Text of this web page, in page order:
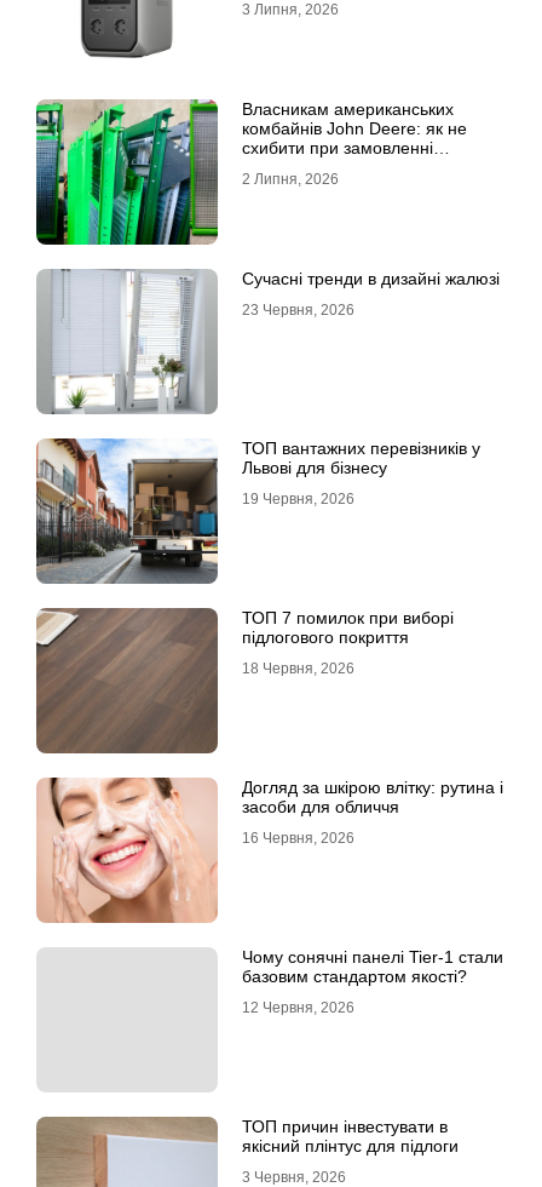
3 Липня, 2026
Власникам американських
комбайнів John Deere: як не
схибити при замовленні
2 Липня, 2026
Сучасні тренди в дизайні жалюзі
23 Червня, 2026
ТОП вантажних перевізників у
Львові для бізнесу
19 Червня, 2026
ТОП 7 помилок при виборі
підлогового покриття
18 Червня, 2026
Догляд за шкірою влітку: рутина і
засоби для обличчя
16 Червня, 2026
Чому сонячні панелі Tier-1 стали
базовим стандартом якості?
12 Червня, 2026
ТОП причин інвестувати в
якісний плінтус для підлоги
3 Червня, 2026